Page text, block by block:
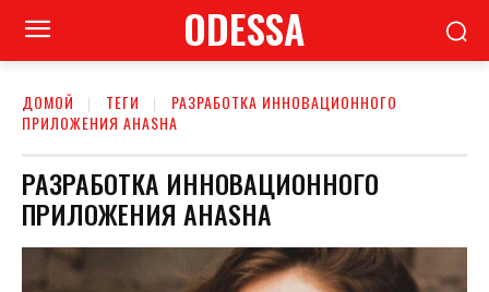
ODESSA
ДОМОЙ ТЕГИ
РАЗРАБОТКА ИННОВАЦИОННОГО
ПРИЛОЖЕНИЯ AHASHA
РАЗРАБОТКА ИННОВАЦИОННОГО
ПРИЛОЖЕНИЯ AHASHA